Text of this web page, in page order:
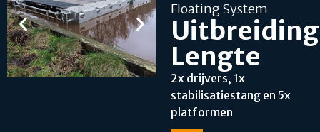
Floating System
Uitbreiding
Lengte
2x drijvers, 1x
stabilisatiestang en 5x
platformen